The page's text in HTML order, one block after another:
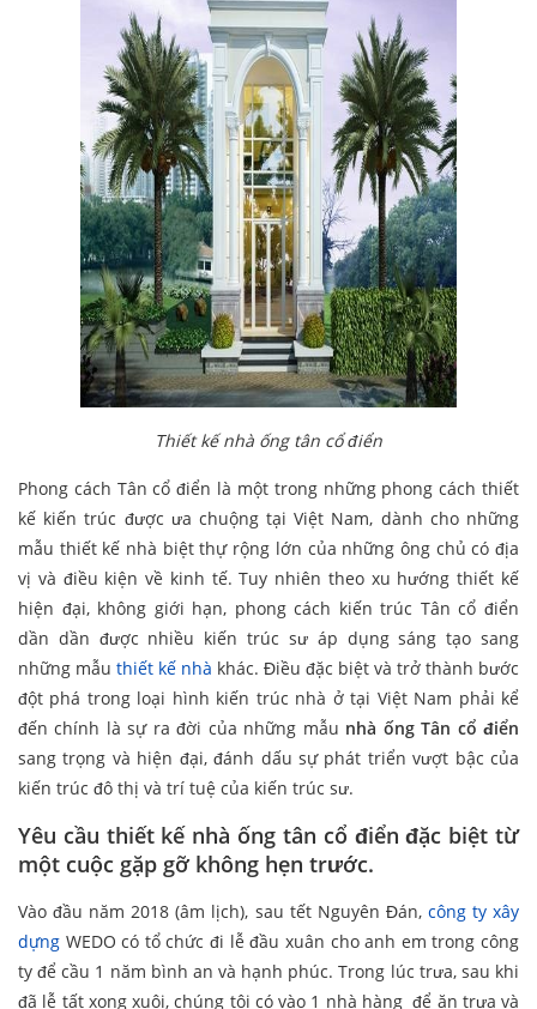
Thiết kế nhà ống tân cổ điển
Phong cách Tân cổ điển là một trong những phong cách thiết
kế kiến trúc được ưa chuộng tại Việt Nam, dành cho những
mẫu thiết kế nhà biệt thự rộng lớn của những ông chủ có địa
vị và điều kiện về kinh tế. Tuy nhiên theo xu hướng thiết kế
hiện đại, không giới hạn, phong cách kiến trúc Tân cổ điển
dần dần được nhiều kiến trúc sư áp dụng sáng tạo sang
những mẫu thiết kế nhà khác. Điều đặc biệt và trở thành bước
đột phá trong loại hình kiến trúc nhà ở tại Việt Nam phải kể
đến chính là sự ra đời của những mẫu nhà ống Tân cổ điển
sang trọng và hiện đại, đánh dấu sự phát triển vượt bậc của
kiến trúc đô thị và trí tuệ của kiến trúc sư.
Yêu cầu thiết kế nhà ống tân cổ điển đặc biệt từ
một cuộc gặp gỡ không hẹn trước.
Vào đầu năm 2018 (âm lịch), sau tết Nguyên Đán, công ty xây
dựng WEDO có tổ chức đi lễ đầu xuân cho anh em trong công
ty để cầu 1 năm bình an và hạnh phúc. Trong lúc trưa, sau khi
đã lễ tất xong xuôi, chúng tôi có vào 1 nhà hàng để ăn trưa và